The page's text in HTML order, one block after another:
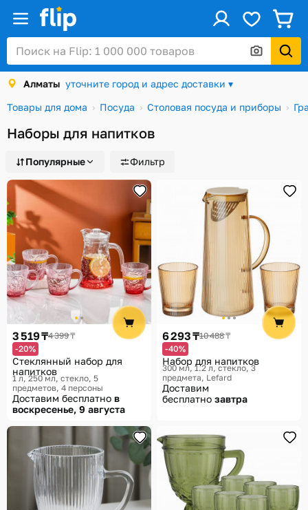
Алматы уточните город и адрес доставки ▾
Товары для дома
Посуда Столовая посуда и приборы
Наборы для напитков
Популярные Фильтр
3 519 ₸4 399 ₸
-20%
Стеклянный набор для
напитков
1 л, 250 мл, стекло, 5
предметов, 4 персоны
Доставим бесплатно в
воскресенье, 9 августа
6 293 ₸10 488 ₸
-40%
Набор для напитков
300 мл, 1.2 л, стекло, 3
предмета Lefard
Доставим
бесплатно завтра
Войти / Регистрация
Каталог
Скидки и акции
Подарочные карты
Заказы
Посылки
Алматы
Корзина
Избранное
История просмотров
Способы доставки
Способы оплаты